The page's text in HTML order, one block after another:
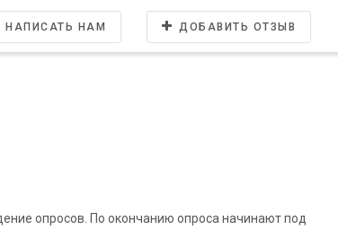
НАПИСАТЬ НАМ ДОБАВИТЬ ОТЗЫВ
опросов. По окончанию опроса начинают под